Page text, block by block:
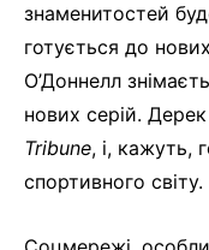
знаменитостей
готується до нових
О’Доннелл
нових серій.
Tribune, і, кажуть,
спортивного світу.